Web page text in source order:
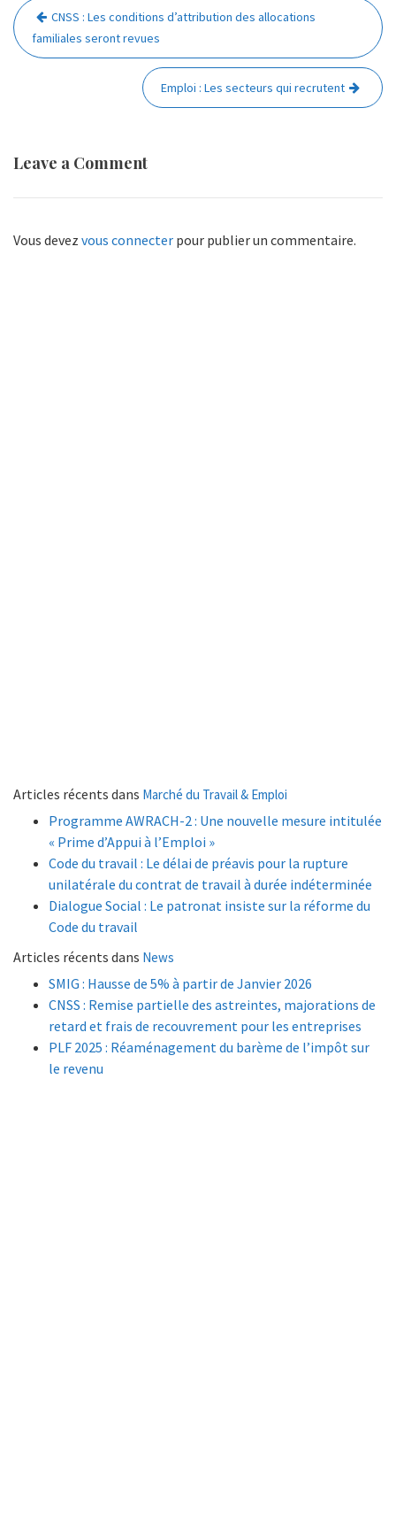
Navigation
de
l’article
CNSS : Les conditions d’attribution des allocations
familiales seront revues
Emploi : Les secteurs qui recrutent
Leave a Comment
Vous devez vous connecter pour publier un commentaire.
Articles récents dans Marché du Travail & Emploi
Programme AWRACH-2 : Une nouvelle mesure intitulée
« Prime d’Appui à l’Emploi »
Code du travail : Le délai de préavis pour la rupture
unilatérale du contrat de travail à durée indéterminée
Dialogue Social : Le patronat insiste sur la réforme du
Code du travail
Articles récents dans News
SMIG : Hausse de 5% à partir de Janvier 2026
CNSS : Remise partielle des astreintes, majorations de
retard et frais de recouvrement pour les entreprises
PLF 2025 : Réaménagement du barème de l’impôt sur
le revenu